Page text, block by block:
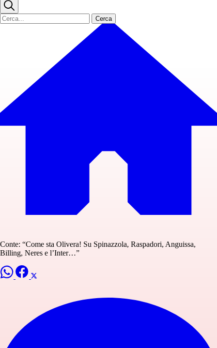
Cerca
Conte: “Come sta Olivera! Su Spinazzola, Raspadori, Anguissa,
Billing, Neres e l’Inter…”